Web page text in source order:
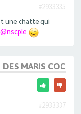
#2933335
une chatte qui
@nscple
DES MARIS COCUS
#2933337